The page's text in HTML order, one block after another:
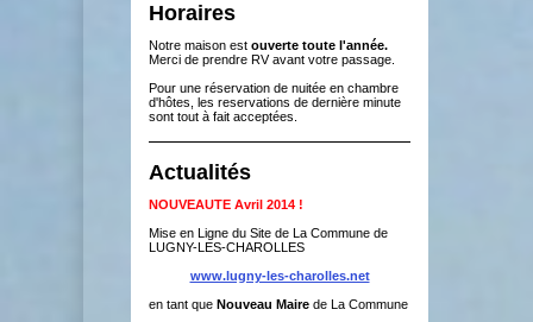
Horaires
Notre maison est ouverte toute l'année.
Merci de prendre RV avant votre passage.
Pour une réservation de nuitée en chambre
d'hôtes, les reservations de dernière minute
sont tout à fait acceptées.
Actualités
NOUVEAUTE Avril 2014 !
Mise en Ligne du Site de La Commune de
LUGNY-LES-CHAROLLES
www.lugny-les-charolles.net
en tant que Nouveau Maire de La Commune